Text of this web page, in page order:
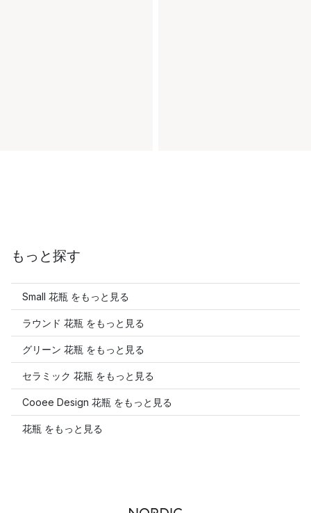
もっと探す
Small 花瓶 をもっと見る
ラウンド 花瓶 をもっと見る
グリーン 花瓶 をもっと見る
セラミック 花瓶 をもっと見る
Cooee Design 花瓶 をもっと見る
花瓶 をもっと見る